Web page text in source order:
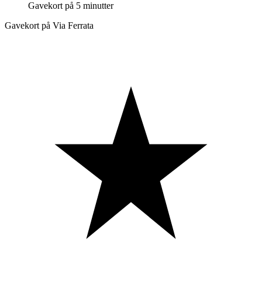
Gavekort på 5 minutter
Gavekort på Via Ferrata